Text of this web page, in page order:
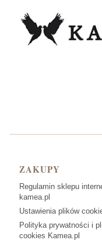
Linki w
ZAKUPY
Regulamin sklepu
kamea.pl
Ustawienia plików
Polityka prywatności i
cookies Kamea.pl